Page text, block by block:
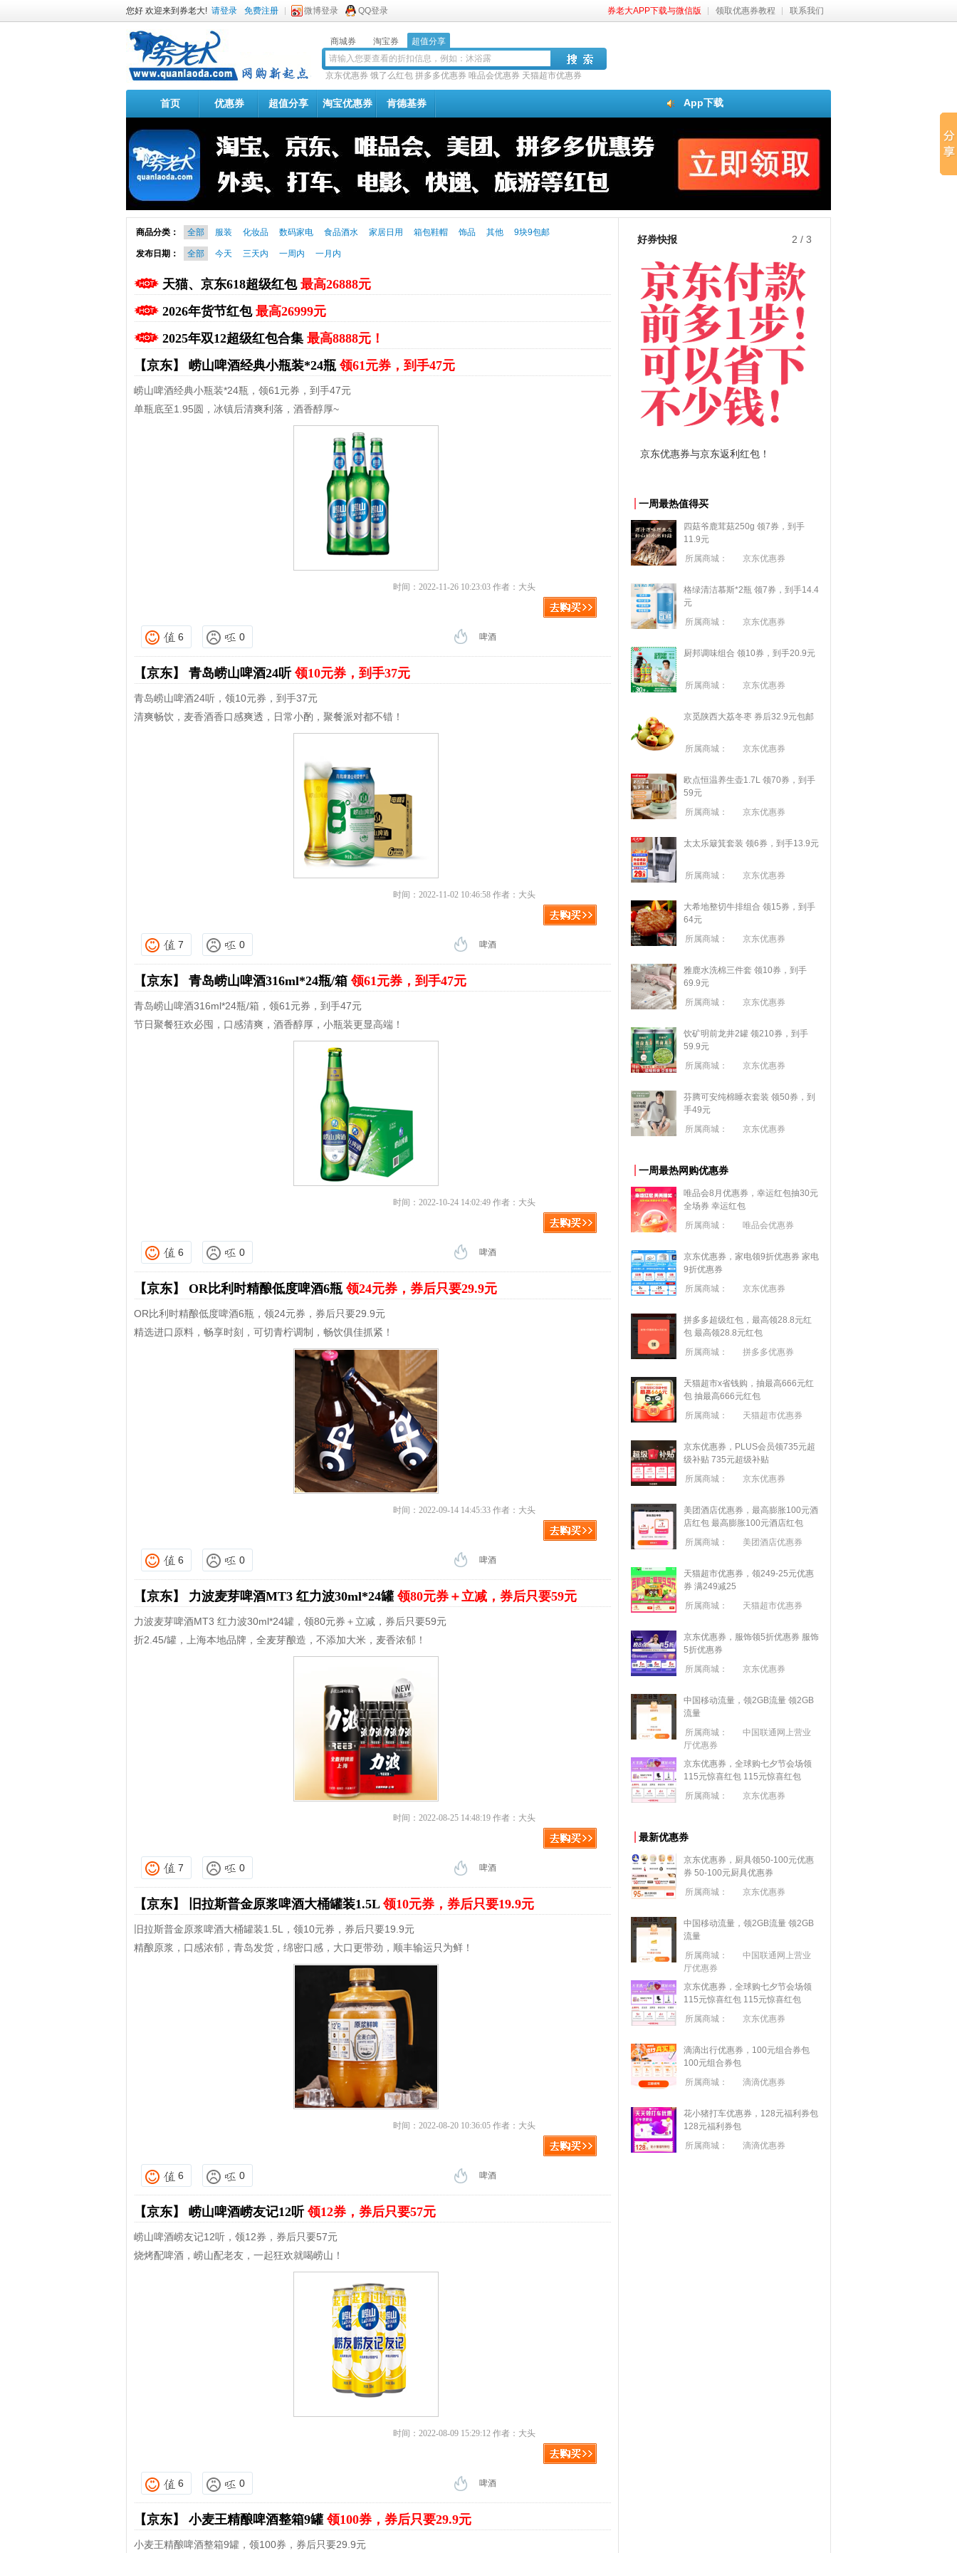
您好 欢迎来到券老大! 请登录 免费注册 微博登录 QQ登录 券老大APP下载与微信版 领取优惠券教程 联系我们
商城券 淘宝券 超值分享
京东优惠券 饿了么红包 拼多多优惠券 唯品会优惠券 天猫超市优惠券
App下载
首页 优惠券 超值分享 淘宝优惠券 肯德基券
商品分类： 全部 服装 化妆品 数码家电 食品酒水 家居日用 箱包鞋帽 饰品 其他 9块9包邮
发布日期： 全部 今天 三天内 一周内 一月内
天猫、京东618超级红包 最高26888元
2026年货节红包 最高26999元
2025年双12超级红包合集 最高8888元！
【京东】 崂山啤酒经典小瓶装*24瓶领61元券，到手47元
崂山啤酒经典小瓶装*24瓶，领61元券，到手47元
单瓶底至1.95圆，冰镇后清爽利落，酒香醇厚~
时间：2022-11-26 10:23:03 作者：大头
6 0 啤酒
【京东】 青岛崂山啤酒24听领10元券，到手37元
青岛崂山啤酒24听，领10元券，到手37元
清爽畅饮，麦香酒香口感爽透，日常小酌，聚餐派对都不错！
时间：2022-11-02 10:46:58 作者：大头
7 0 啤酒
【京东】 青岛崂山啤酒316ml*24瓶/箱领61元券，到手47元
青岛崂山啤酒316ml*24瓶/箱，领61元券，到手47元
节日聚餐狂欢必囤，口感清爽，酒香醇厚，小瓶装更显高端！
时间：2022-10-24 14:02:49 作者：大头
6 0 啤酒
【京东】 OR比利时精酿低度啤酒6瓶领24元券，券后只要29.9元
OR比利时精酿低度啤酒6瓶，领24元券，券后只要29.9元
精选进口原料，畅享时刻，可切青柠调制，畅饮俱佳抓紧！
时间：2022-09-14 14:45:33 作者：大头
6 0 啤酒
【京东】 力波麦芽啤酒MT3 红力波30ml*24罐领80元券＋立减，券后只要59元
力波麦芽啤酒MT3 红力波30ml*24罐，领80元券＋立减，券后只要59元
折2.45/罐，上海本地品牌，全麦芽酿造，不添加大米，麦香浓郁！
时间：2022-08-25 14:48:19 作者：大头
7 0 啤酒
【京东】 旧拉斯普金原浆啤酒大桶罐装1.5L领10元券，券后只要19.9元
旧拉斯普金原浆啤酒大桶罐装1.5L，领10元券，券后只要19.9元
精酿原浆，口感浓郁，青岛发货，绵密口感，大口更带劲，顺丰输运只为鲜！
时间：2022-08-20 10:36:05 作者：大头
6 0 啤酒
【京东】 崂山啤酒崂友记12听领12券，券后只要57元
崂山啤酒崂友记12听，领12券，券后只要57元
烧烤配啤酒，崂山配老友，一起狂欢就喝崂山！
时间：2022-08-09 15:29:12 作者：大头
6 0 啤酒
【京东】 小麦王精酿啤酒整箱9罐领100券，券后只要29.9元
小麦王精酿啤酒整箱9罐，领100券，券后只要29.9元
好券快报 3 / 3
拼多多优惠券+拼多多返利
一周最热值得买
四菇爷鹿茸菇250g 领7券，到手
11.9元
所属商城：
京东优惠券
格绿清洁慕斯*2瓶 领7券，到手14.4
元
所属商城：
京东优惠券
厨邦调味组合 领10券，到手20.9元
所属商城： 京东优惠券
京觅陕西大荔冬枣 券后32.9元包邮
所属商城： 京东优惠券
欧点恒温养生壶1.7L 领70券，到手
59元
所属商城：
京东优惠券
太太乐簸箕套装 领6券，到手13.9元
所属商城： 京东优惠券
大希地整切牛排组合 领15券，到手
64元
所属商城：
京东优惠券
雅鹿水洗棉三件套 领10券，到手
69.9元
所属商城：
京东优惠券
饮矿明前龙井2罐 领210券，到手
59.9元
所属商城：
京东优惠券
芬腾可安纯棉睡衣套装 领50券，到
手49元
所属商城：
京东优惠券
一周最热网购优惠券
唯品会8月优惠券，幸运红包抽30元
全场券 幸运红包
所属商城：
唯品会优惠券
京东优惠券，家电领9折优惠券 家电
9折优惠券
所属商城：
京东优惠券
拼多多超级红包，最高领28.8元红
包 最高领28.8元红包
所属商城：
拼多多优惠券
天猫超市x省钱购，抽最高666元红
包 抽最高666元红包
所属商城：
天猫超市优惠券
京东优惠券，PLUS会员领735元超
级补贴 735元超级补贴
所属商城：
京东优惠券
美团酒店优惠券，最高膨胀100元酒
店红包 最高膨胀100元酒店红包
所属商城：
美团酒店优惠券
天猫超市优惠券，领249-25元优惠
券 满249减25
所属商城：
天猫超市优惠券
京东优惠券，服饰领5折优惠券 服饰
5折优惠券
所属商城：
京东优惠券
中国移动流量，领2GB流量 领2GB
流量
所属商城：
中国联通网上营业
厅优惠券
京东优惠券，全球购七夕节会场领
115元惊喜红包 115元惊喜红包
所属商城：
京东优惠券
最新优惠券
京东优惠券，厨具领50-100元优惠
券 50-100元厨具优惠券
所属商城：
京东优惠券
中国移动流量，领2GB流量 领2GB
流量
所属商城：
中国联通网上营业
厅优惠券
京东优惠券，全球购七夕节会场领
115元惊喜红包 115元惊喜红包
所属商城：
京东优惠券
滴滴出行优惠券，100元组合券包
100元组合券包
所属商城：
滴滴优惠券
花小猪打车优惠券，128元福利券包
128元福利券包
所属商城：
滴滴优惠券